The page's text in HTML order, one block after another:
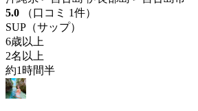
5.0
（口コミ 1件）
SUP（サップ）
6歳以上
2名以上
約1時間半